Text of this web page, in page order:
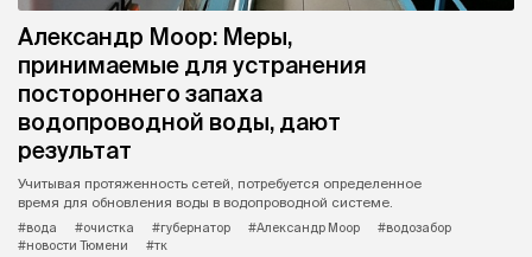
Александр Моор: Меры,
принимаемые для устранения
постороннего запаха
водопроводной воды, дают
результат
Учитывая протяженность сетей, потребуется определенное
время для обновления воды в водопроводной системе.
#вода
#очистка #губернатор #Александр Моор
#водозабор
#новости Тюмени
#тк